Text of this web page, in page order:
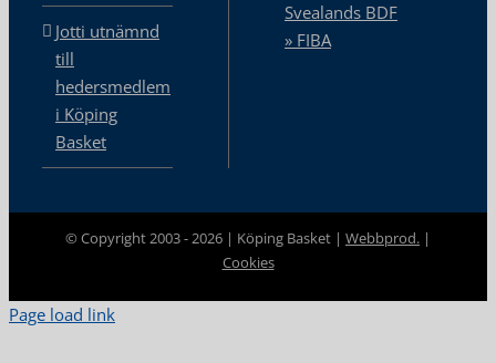
Jotti utnämnd
till
hedersmedlem
i Köping
Basket
Svealands BDF
» FIBA
© Copyright 2003 -2026 | Köping Basket | Webbprod. |
Cookies
Page load link